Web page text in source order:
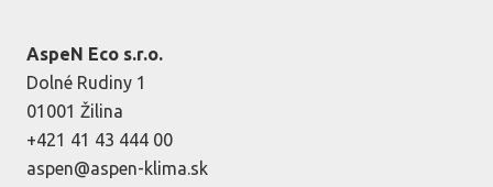
AspeN Eco s.r.o.
Dolné Rudiny 1
01001 Žilina
+421 41 43 444 00
aspen@aspen-klima.sk